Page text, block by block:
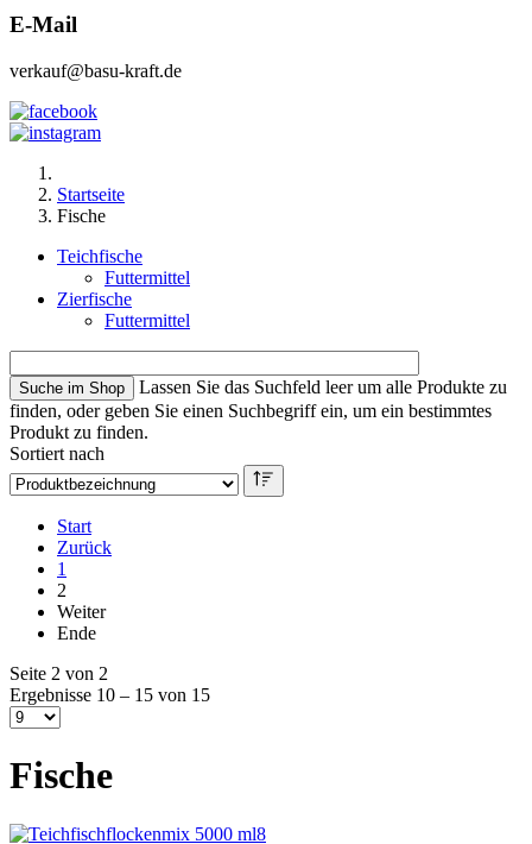
E-Mail
verkauf@basu-kraft.de
Startseite
Fische
Teichfische
Futtermittel
Zierfische
Futtermittel
Lassen Sie das Suchfeld leer um alle Produkte zu
finden, oder geben Sie einen Suchbegriff ein, um ein bestimmtes
Produkt zu finden.
Sortiert nach
Start
Zurück
1
2
Weiter
Ende
Seite 2 von 2
Ergebnisse 10 – 15 von 15
Fische